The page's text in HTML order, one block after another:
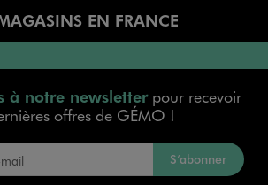
EN FRANCE
à notre newsletterpour recevoir
offres de GÉMO !
S’abonner